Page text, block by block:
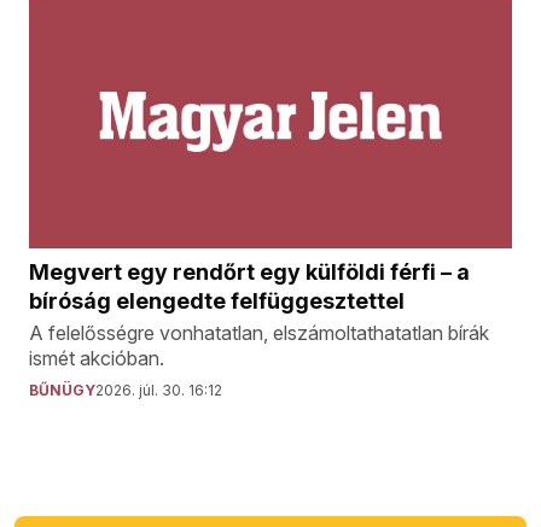
Megvert egy rendőrt egy külföldi férfi – a
bíróság elengedte felfüggesztettel
A felelősségre vonhatatlan, elszámoltathatatlan bírák
ismét akcióban.
BŰNÜGY2026. júl. 30. 16:12